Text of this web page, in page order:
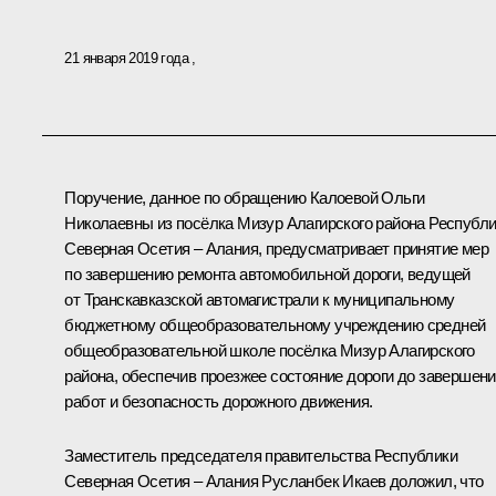
21 января 2019 года
Поручение, данное по обращению Калоевой Ольги
Николаевны из посёлка Мизур Алагирского района
Северная Осетия – Алания, предусматривает принятие мер
по завершению ремонта автомобильной дороги, ведущей
от Транскавказской автомагистрали к муниципальному
бюджетному общеобразовательному учреждению средней
общеобразовательной школе посёлка Мизур Алагирского
района, обеспечив проезжее состояние дороги до
работ и безопасность дорожного движения.
Заместитель председателя правительства Республики
Северная Осетия – Алания Русланбек Икаев доложил, что